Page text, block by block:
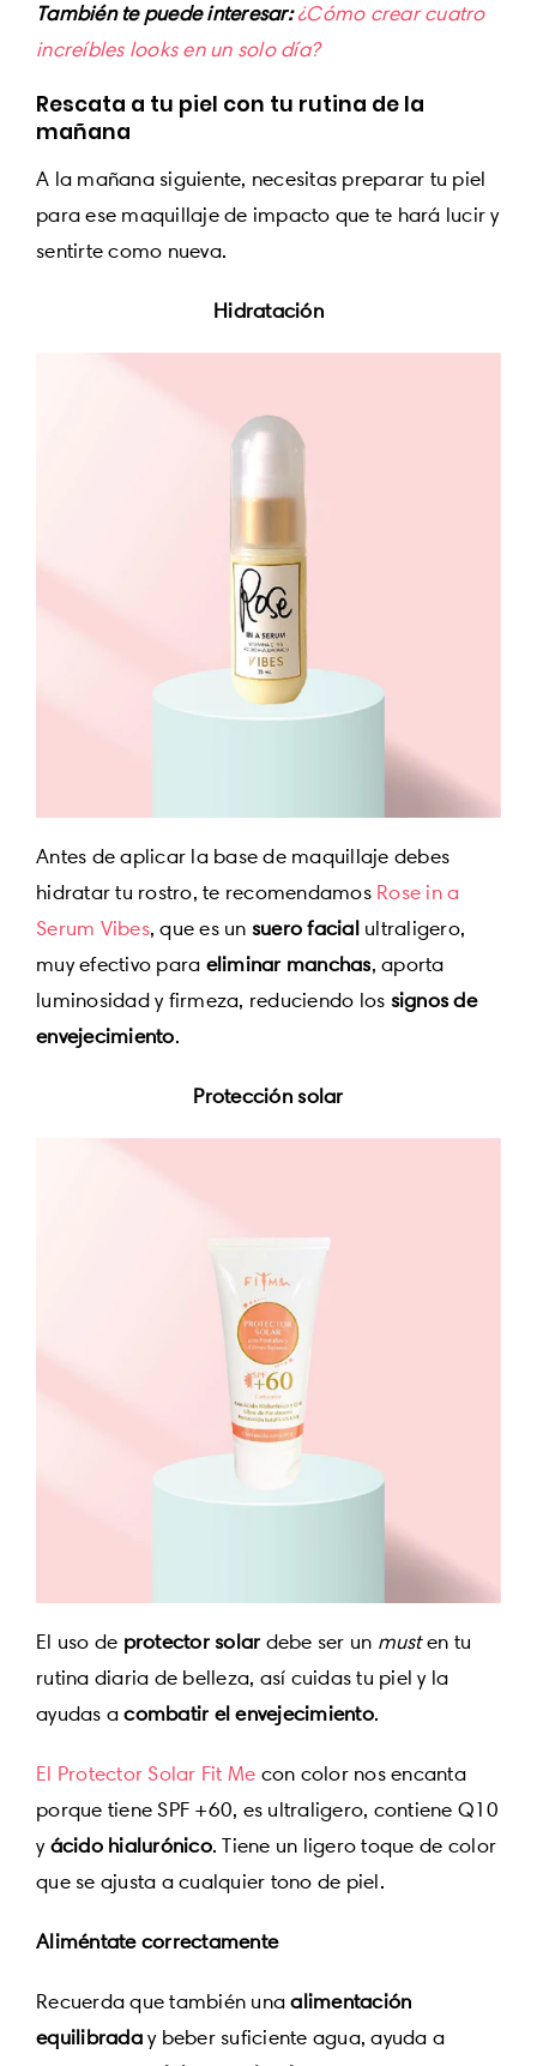
También te puede interesar: ¿Cómo crear cuatro
increíbles looks en un solo día?
Rescata a tu piel con tu rutina de la
mañana
A la mañana siguiente, necesitas preparar tu piel
para ese maquillaje de impacto que te hará lucir y
sentirte como nueva.
Hidratación
Antes de aplicar la base de maquillaje debes
hidratar tu rostro, te recomendamos Rose in a
Serum Vibes, que es un suero facial ultraligero,
muy efectivo para eliminar manchas, aporta
luminosidad y firmeza, reduciendo los signos de
envejecimiento.
Protección solar
El uso de protector solar debe ser un musten tu
rutina diaria de belleza, así cuidas tu piel y la
ayudas acombatir el envejecimiento.
El Protector Solar Fit Me con color nos encanta
porque tiene SPF +60, es ultraligero, contiene Q10
y ácido hialurónico. Tiene un ligero toque de color
que se ajusta a cualquier tono de piel.
Aliméntate correctamente
Recuerda que también unaalimentación
equilibraday beber suficiente agua, ayuda a